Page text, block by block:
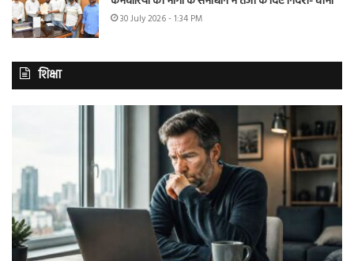
30 July 2026 - 1:34 PM
शिक्षा